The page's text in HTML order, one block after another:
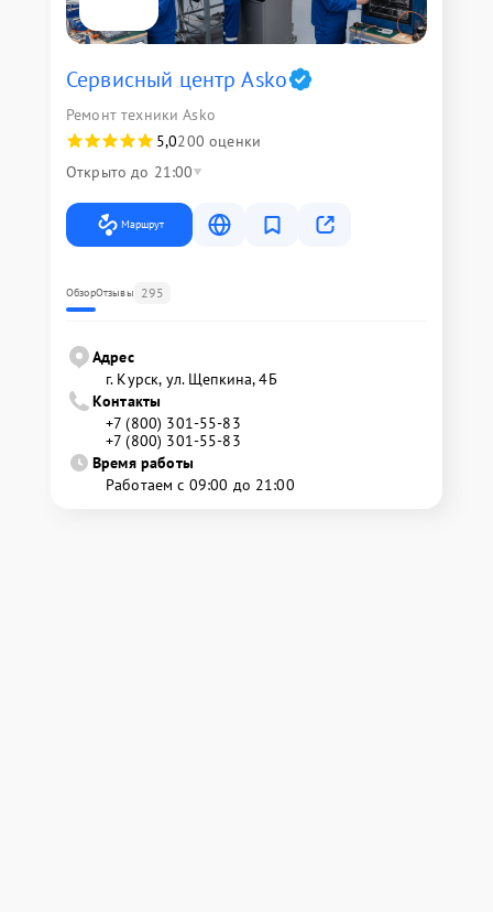
Сервисный центр Asko
Ремонт техники Asko
5,0200 оценки
Открыто до 21:00
Маршрут
ОбзорОтзывы 295
Адрес
г. Курск, ул. Щепкина, 4Б
Контакты
+7 (800) 301-55-83
+7 (800) 301-55-83
Время работы
Работаем с 09:00 до 21:00